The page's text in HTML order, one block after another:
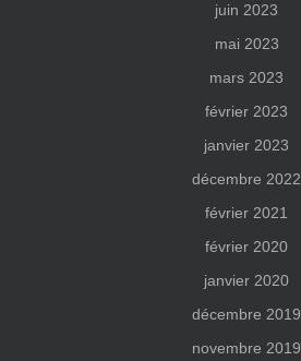
juin 2023
mai 2023
mars 2023
février 2023
janvier 2023
décembre 2022
février 2021
février 2020
janvier 2020
décembre 2019
novembre 2019